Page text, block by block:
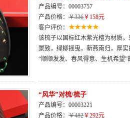
产品编号：00003757
产品价格： ￥336￥158元
客户评价：
该梳子以国标红木紫光檀为材质
景致，绿柳摇曳，新燕南归，厚
“顺顺发发、春风得意、生机希望”
“风华”对梳/梳子
产品编号：00003221
产品价格： ￥482￥292元